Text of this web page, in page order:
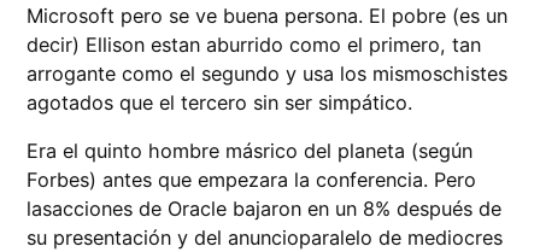
Microsoft pero se ve buena persona. El pobre (es un
decir) Ellison estan aburrido como el primero, tan
arrogante como el segundo y usa los mismoschistes
agotados que el tercero sin ser simpático.
Era el quinto hombre másrico del planeta (según
Forbes) antes que empezara la conferencia. Pero
lasacciones de Oracle bajaron en un 8% después de
su presentación y del anuncioparalelo de mediocres